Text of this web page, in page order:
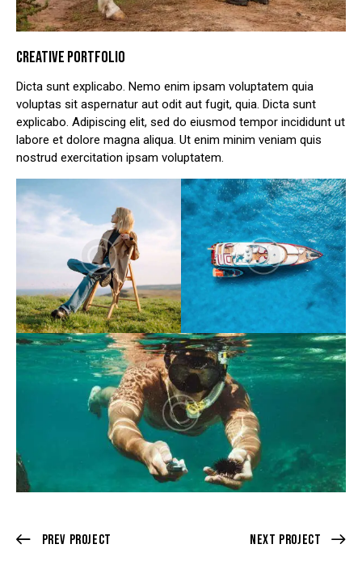
CREATIVE PORTFOLIO
Dicta sunt explicabo. Nemo enim ipsam voluptatem quia
voluptas sit aspernatur aut odit aut fugit, quia. Dicta sunt
explicabo. Adipiscing elit, sed do eiusmod tempor incididunt ut
labore et dolore magna aliqua. Ut enim minim veniam quis
nostrud exercitation ipsam voluptatem.
Prev Project Next Project